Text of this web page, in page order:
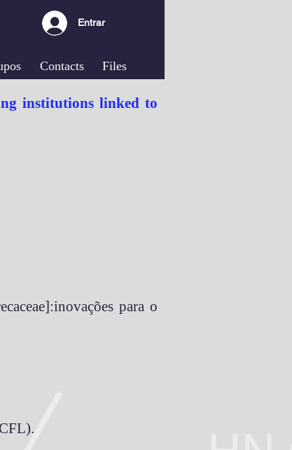
Entrar
Contacts Files
institutions linked to
para o